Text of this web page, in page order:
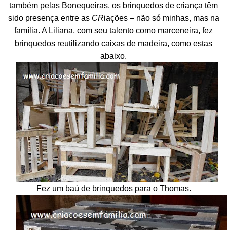
também pelas Bonequeiras, os brinquedos de criança têm
sido presença entre as CRiações – não só minhas, mas na
família. A Liliana, com seu talento como marceneira, fez
brinquedos reutilizando caixas de madeira, como estas
abaixo.
Fez um baú de brinquedos para o Thomas.